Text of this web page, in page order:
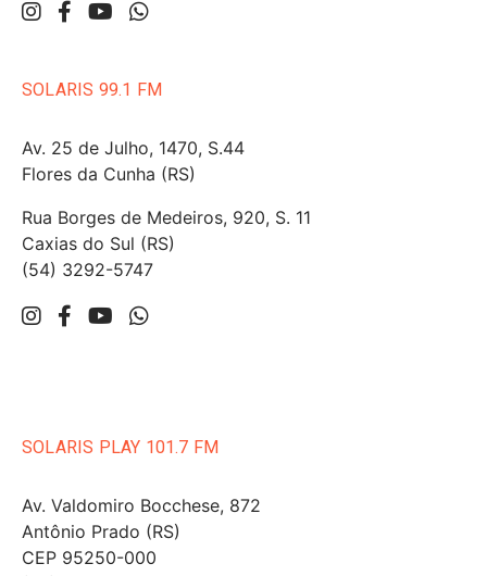
SOLARIS 99.1 FM
Av. 25 de Julho, 1470, S.44
Flores da Cunha (RS)
Rua Borges de Medeiros, 920, S. 11
Caxias do Sul (RS)
(54) 3292-5747
SOLARIS PLAY 101.7 FM
Av. Valdomiro Bocchese, 872
Antônio Prado (RS)
CEP 95250-000